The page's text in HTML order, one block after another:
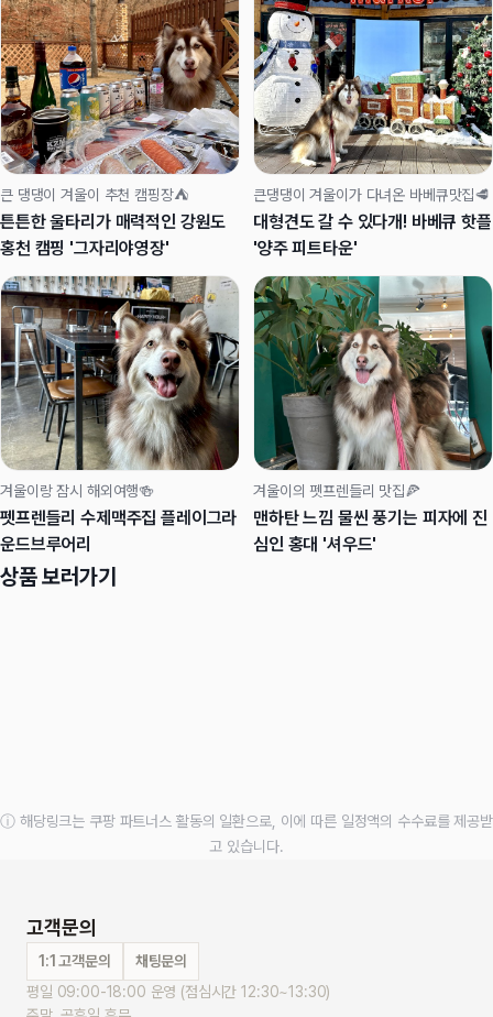
큰 댕댕이 겨울이 추천 캠핑장⛺
튼튼한 울타리가 매력적인 강원도
홍천 캠핑 '그자리야영장'
큰댕댕이 겨울이가 다녀온 바베큐맛집🥩
대형견도 갈 수 있다개! 바베큐 핫플
'양주 피트타운'
겨울이랑 잠시 해외여행🍻
펫프렌들리 수제맥주집 플레이그라
운드브루어리
겨울이의 펫프렌들리 맛집🍕
맨하탄 느낌 물씬 풍기는 피자에 진
심인 홍대 '셔우드'
상품 보러가기
ⓘ 해당링크는 쿠팡 파트너스 활동의 일환으로, 이에 따른 일정액의 수수료를 제공받
고 있습니다.
고객문의
1:1 고객문의
채팅문의
평일 09:00-18:00 운영 (점심시간 12:30~13:30)